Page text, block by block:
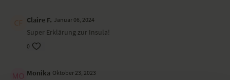
Claire F. Januar 06, 2024
Super Erklärung zur Insula!
0
Monika Oktober 23, 2023